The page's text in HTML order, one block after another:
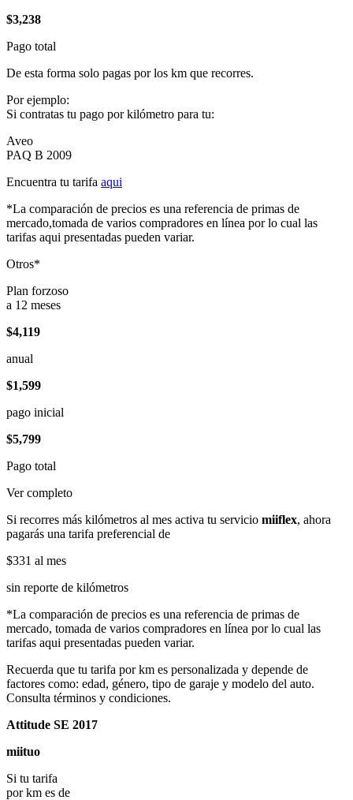
$3,238
Pago total
De esta forma solo pagas por los km que recorres.
Por ejemplo:
Si contratas tu pago por kilómetro para tu:
Aveo
PAQ B 2009
Encuentra tu tarifa aqui
*La comparación de precios es una referencia de primas de
mercado,tomada de varios compradores en línea por lo cual las
tarifas aqui presentadas pueden variar.
Otros*
Plan forzoso
a 12 meses
$4,119
anual
$1,599
pago inicial
$5,799
Pago total
Ver completo
Si recorres más kilómetros al mes activa tu servicio miiflex, ahora
pagarás una tarifa preferencial de
$331 al mes
sin reporte de kilómetros
*La comparación de precios es una referencia de primas de
mercado, tomada de varios compradores en línea por lo cual las
tarifas aqui presentadas pueden variar.
Recuerda que tu tarifa por km es personalizada y depende de
factores como: edad, género, tipo de garaje y modelo del auto.
Consulta términos y condiciones.
Attitude SE 2017
miituo
Si tu tarifa
por km es de